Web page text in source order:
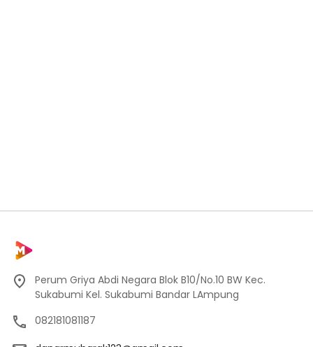
Perum Griya Abdi Negara Blok B10/No.10 BW Kec.
Sukabumi Kel. Sukabumi Bandar LAmpung
082181081187